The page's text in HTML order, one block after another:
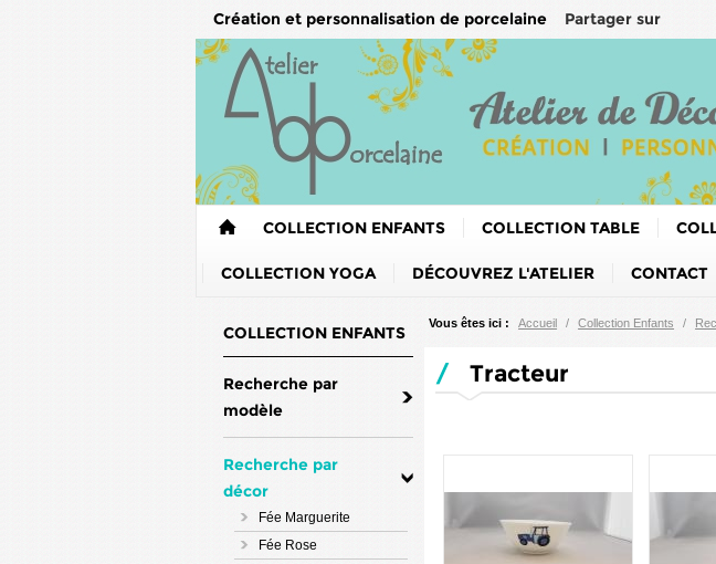
Création et personnalisation de porcelaine Partager sur
COLLECTION ENFANTS COLLECTION TABLE
COLLECTION YOGA DÉCOUVREZ L'ATELIER CONTACT
COLLECTION ENFANTS
Recherche par
modèle
Recherche par
décor
Fée Marguerite
Fée Rose
Vous êtes ici : Accueil / Collection Enfants /
/ Tracteur